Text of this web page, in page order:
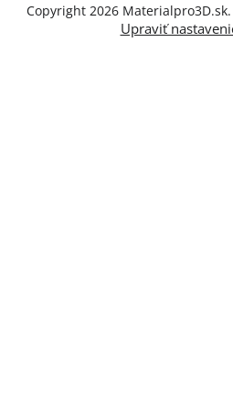
Copyright 2026 Materialpro3D.sk
Upraviť